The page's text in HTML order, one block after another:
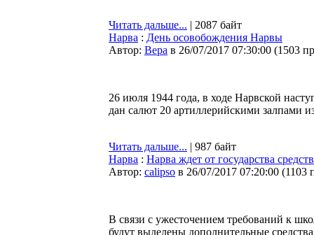
Читать дальше... | 2087 байт
Нарва : День осовобождения Нарвы
Автор: Bepa в 26/07/2017 07:30:00 (1503
26 июля 1944 года, в ходе Нарвской
дан салют 20 артиллерийскими залпами
Читать дальше... | 987 байт
Нарва : Нарва ждет от государства
Автор: calipso в 26/07/2017 07:20:00 (1103
В связи с ужесточением требований к
будут выделены дополнительные